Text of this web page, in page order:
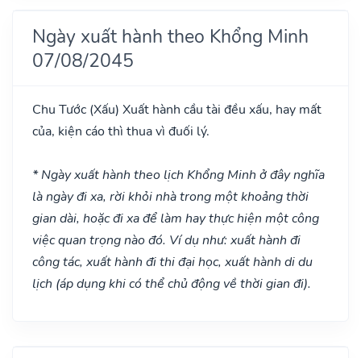
Ngày xuất hành theo Khổng Minh
07/08/2045
Chu Tước (Xấu) Xuất hành cầu tài đều xấu, hay mất
của, kiện cáo thì thua vì đuối lý.
* Ngày xuất hành theo lịch Khổng Minh ở đây nghĩa
là ngày đi xa, rời khỏi nhà trong một khoảng thời
gian dài, hoặc đi xa để làm hay thực hiện một công
việc quan trọng nào đó. Ví dụ như: xuất hành đi
công tác, xuất hành đi thi đại học, xuất hành di du
lịch (áp dụng khi có thể chủ động về thời gian đi).